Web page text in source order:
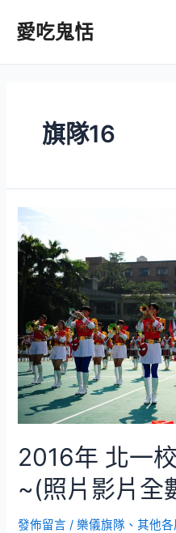
愛吃鬼恬
旗隊16
2016年 北一
~(照片影片全
發佈留言 /樂儀旗隊 、其他